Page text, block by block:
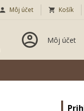
Môj účet Košík
Môj účet